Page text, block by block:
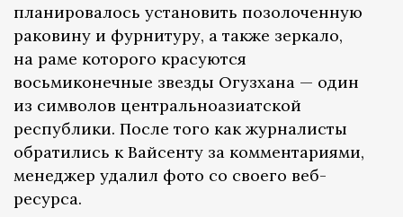
планировалось установить позолоченную
раковину и фурнитуру, а также зеркало,
на раме которого красуются
восьмиконечные звезды Огузхана — один
из символов центральноазиатской
республики. После того как журналисты
обратились к Вайсенту за комментариями,
менеджер удалил фото со своего веб-
ресурса.